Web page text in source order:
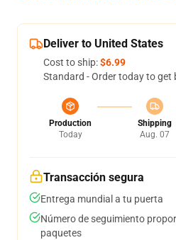
Deliver to United States
Cost to ship:$6.99
Standard - Order today to get
Production
Today
Shipping
Aug. 07
Transacción segura
Entrega mundial a tu puerta
Número de seguimiento
paquetes